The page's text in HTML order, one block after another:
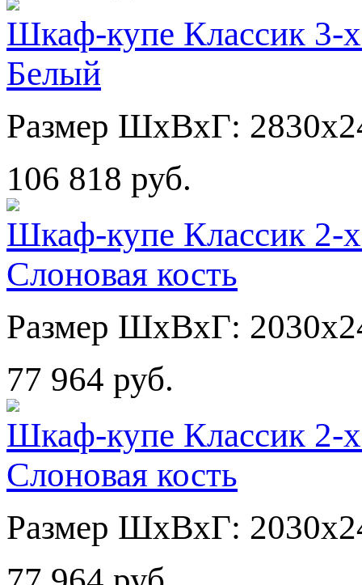
Шкаф-купе Классик 3-
Белый
Размер ШхВхГ:
106 818 руб.
Шкаф-купе Классик 2-
Слоновая кость
Размер ШхВхГ:
77 964 руб.
Шкаф-купе Классик 2-
Слоновая кость
Размер ШхВхГ: